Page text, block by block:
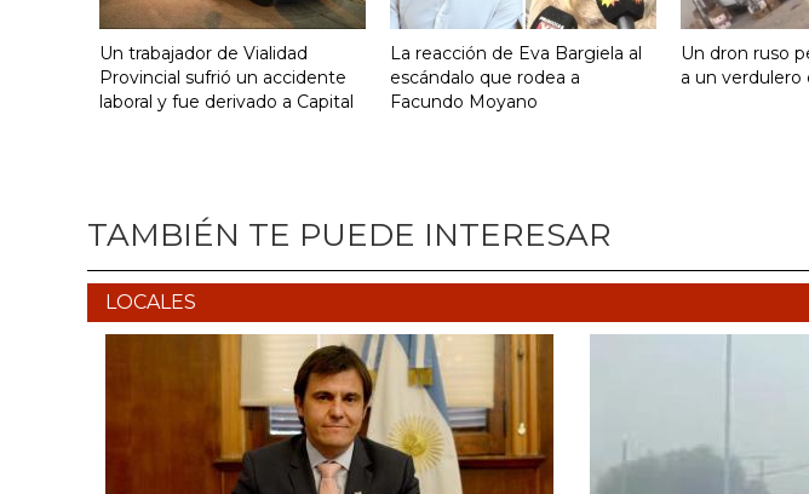
Un trabajador de Vialidad
Provincial sufrió un accidente
laboral y fue derivado a Capital
La reacción de Eva Bargiela al
escándalo que rodea a
Facundo Moyano
Un dron ruso
a un verdulero
TAMBIÉN TE PUEDE INTERESAR
LOCALES